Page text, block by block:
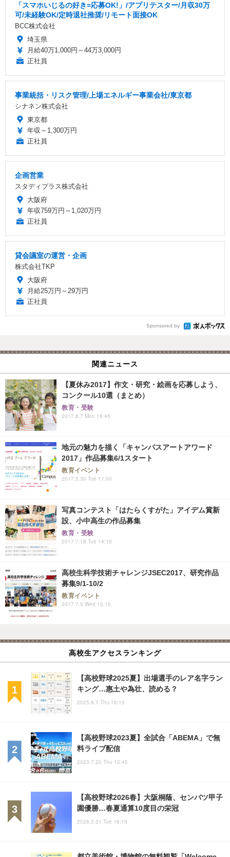
「スマホいじるの好き=応募OK!」/アプリテスター/月収30万
可/未経験OK/定時退社推奨/リモート面接OK
BCC株式会社
埼玉県
月給40万1,000円～44万3,000円
正社員
事業統括・リスク管理/上場エネルギー事業会社/東京都
シナネン株式会社
東京都
年収～1,300万円
正社員
企画営業
スタディプラス株式会社
大阪府
年収759万円～1,020万円
正社員
貸会議室の運営・企画
株式会社TKP
大阪府
月給25万円～29万円
正社員
Sponsored by
関連ニュース
【夏休み2017】作文・研究・絵画を応募しよう、
コンクール10選（まとめ）
教育・受験
2017.8.7 Mon 18:45
地元の魅力を描く「キャンパスアートアワード
2017」作品募集6/1スタート
教育イベント
2017.5.30 Tue 17:00
写真コンテスト「はたらくすがた」アイデム賞新
設、小中高生の作品募集
教育・受験
2017.7.18 Tue 14:15
高校生科学技術チャレンジJSEC2017、研究作品
募集9/1-10/2
教育イベント
2017.7.5 Wed 15:15
高校生アクセスランキング
【高校野球2025夏】出場選手のレア名字ラン
キング…惠土や為壮、読める？
2025.8.7 Thu 16:15
【高校野球2023夏】全試合「ABEMA」で無
料ライブ配信
2023.7.20 Thu 12:45
【高校野球2026春】大阪桐蔭、センバツ甲子
園優勝…春夏通算10度目の栄冠
2026.3.31 Tue 16:15